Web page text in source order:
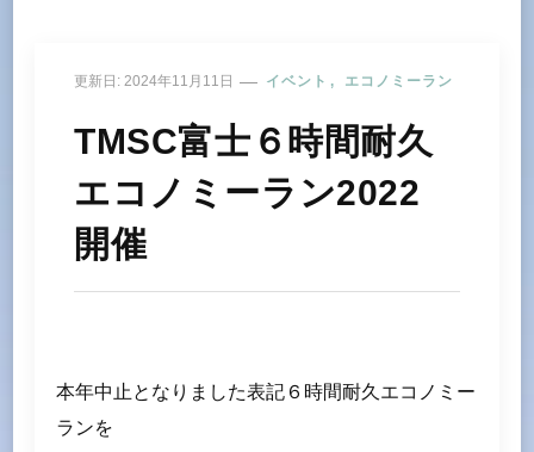
更新日: 2024年11月11日 イベント エコノミーラン
TMSC富士６時間耐久
エコノミーラン2022
開催
本年中止となりました表記６時間耐久エコノミー
ランを